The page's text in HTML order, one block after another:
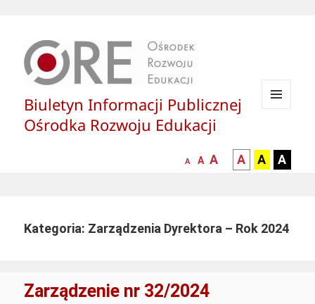
Biuletyn Informacji Publicznej
Ośrodka Rozwoju Edukacji
mniejsza
A
normalna
A
większa-
czcionka
A
kontrast
czarny
tle
A
kontrast
czarny
tle
A
żółty
tle
A
Kategoria: Zarządzenia Dyrektora – Rok 2024
Zarządzenie nr 32/2024